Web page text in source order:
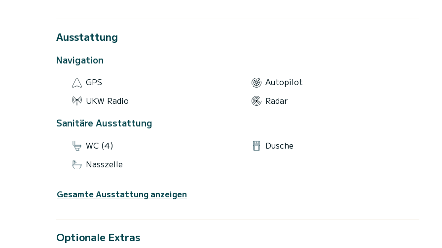
Ausstattung
Navigation
GPS
Autopilot
UKW Radio
Radar
Sanitäre Ausstattung
WC (4)
Dusche
Nasszelle
Gesamte Ausstattung anzeigen
Optionale Extras